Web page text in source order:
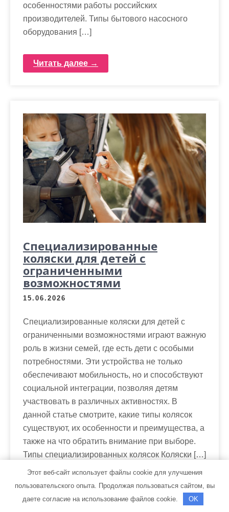
особенностями работы российских
производителей. Типы бытового насосного
оборудования […]
Читать далее →
Специализированные
коляски для детей с
ограниченными
возможностями
15.06.2026
Специализированные коляски для детей с
ограниченными возможностями играют важную
роль в жизни семей, где есть дети с особыми
потребностями. Эти устройства не только
обеспечивают мобильность, но и способствуют
социальной интеграции, позволяя детям
участвовать в различных активностях. В
данной статье смотрите, какие типы колясок
существуют, их особенности и преимущества, а
также на что обратить внимание при выборе.
Типы специализированных колясок Коляски […]
Читать далее →
Этот веб-сайт использует файлы cookie для улучшения
пользовательского опыта. Продолжая пользоваться сайтом, вы
даете согласие на использование файлов cookie.
OK